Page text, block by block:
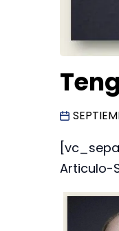
Articulo-